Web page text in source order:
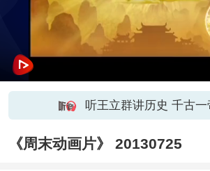
听王立群讲历史 千古一
《周末动画片》 20130725